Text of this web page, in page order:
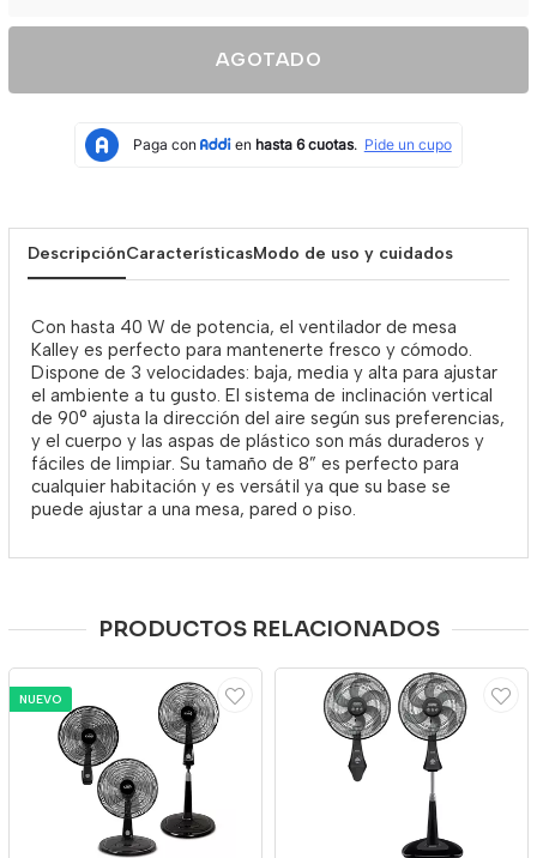
AGOTADO
DescripciónCaracterísticasModo de uso y cuidados
Con hasta 40 W de potencia, el ventilador de mesa
Kalley es perfecto para mantenerte fresco y cómodo.
Dispone de 3 velocidades: baja, media y alta para ajustar
el ambiente a tu gusto. El sistema de inclinación vertical
de 90° ajusta la dirección del aire según sus preferencias,
y el cuerpo y las aspas de plástico son más duraderos y
fáciles de limpiar. Su tamaño de 8” es perfecto para
cualquier habitación y es versátil ya que su base se
puede ajustar a una mesa, pared o piso.
PRODUCTOS RELACIONADOS
NUEVO